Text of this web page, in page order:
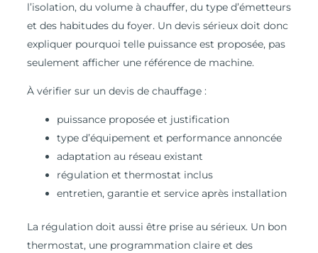
l’isolation, du volume à chauffer, du type d’émetteurs
et des habitudes du foyer. Un devis sérieux doit donc
expliquer pourquoi telle puissance est proposée, pas
seulement afficher une référence de machine.
À vérifier sur un devis de chauffage :
puissance proposée et justification
type d’équipement et performance annoncée
adaptation au réseau existant
régulation et thermostat inclus
entretien, garantie et service après installation
La régulation doit aussi être prise au sérieux. Un bon
thermostat, une programmation claire et des